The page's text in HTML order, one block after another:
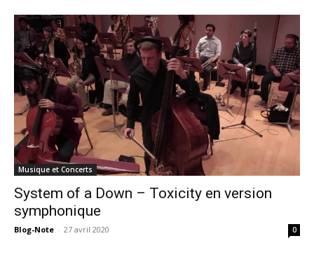
Musique et Concerts
System of a Down – Toxicity en version
symphonique
Blog-Note - 27 avril 2020 0